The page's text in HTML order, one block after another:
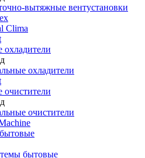
вытяжные вентустановки
Clima
охладители
охладители
очистители
очистители
бытовые